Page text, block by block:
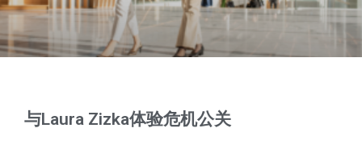
与Laura Zizka体验危机公关